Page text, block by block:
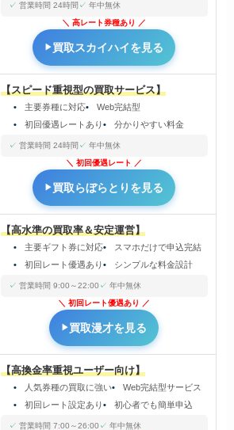
営業時間 24時間
年中無休
高レート券種あり
買取スカイハイを見る
【スピード重視型の買取サービス】
主要券種に対応
Web完結型
初回優遇レートあり
分かりやすい料金
営業時間 24時間
年中無休
初回優遇レート
買取らぼらとりを見る
【高水準の買取率＆安定運営】
主要ギフト券に対応
スマホだけで申込完結
初回レート優遇あり
シンプルな料金設計
営業時間 9:00～22:00
年中無休
初回レート優遇あり
買取漫才を見る
【高換金率重視ユーザー向け】
人気券種の買取に強い
Web完結型サービス
初回レート設定あり
初心者でも簡単申込
営業時間 7:00～26:00
年中無休